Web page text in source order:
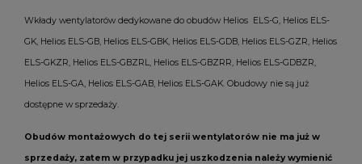
Wkłady wentylatorów dedykowane do obudów Helios ELS-G, Helios ELS-
GK, Helios ELS-GB, Helios ELS-GBK, Helios ELS-GDB, Helios ELS-GZR, Helios
ELS-GKZR, Helios ELS-GBZRL, Helios ELS-GBZRR, Helios ELS-GDBZR,
Helios ELS-GA, Helios ELS-GAB, Helios ELS-GAK. Obudowy nie są już
dostępne w sprzedaży.
Obudów montażowych do tej serii wentylatorów nie ma już w
sprzedaży, zatem w przypadku jej uszkodzenia należy wymienić